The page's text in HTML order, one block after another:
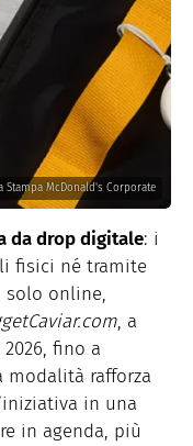
Stampa McDonald's Corporate
da drop digitale: i
fisici né tramite
solo online,
, a
fino a
modalità rafforza
in una
in agenda, più